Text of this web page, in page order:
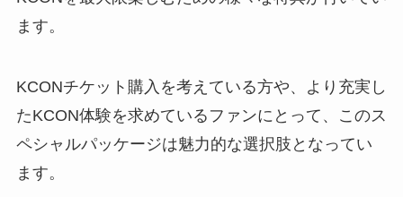
ます。
KCONチケット購入を考えている方や、より充実し
たKCON体験を求めているファンにとって、このス
ペシャルパッケージは魅力的な選択肢となってい
ます。